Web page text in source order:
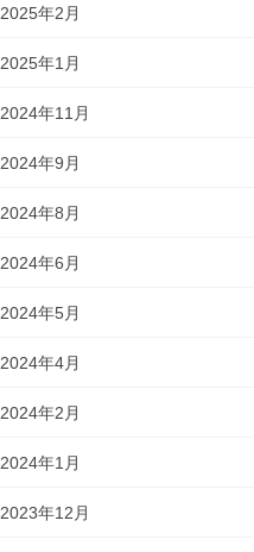
2025年2月
2025年1月
2024年11月
2024年9月
2024年8月
2024年6月
2024年5月
2024年4月
2024年2月
2024年1月
2023年12月